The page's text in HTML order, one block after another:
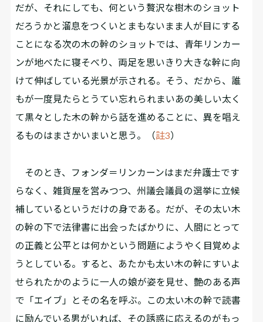
だが、それにしても、何という贅沢な樹木のショット
だろうかと溜息をつくいとまもないまま人が目にする
ことになる次の木の幹のショットでは、青年リンカー
ンが地べたに寝そべり、両足を思いきり大きな幹に向
けて伸ばしている光景が示される。そう、だから、誰
もが一度見たらとうてい忘れられまいあの美しい太く
て黒々とした木の幹から話を進めることに、異を唱え
るものはまさかいまいと思う。（註3）
そのとき、フォンダ＝リンカーンはまだ弁護士です
らなく、雑貨屋を営みつつ、州議会議員の選挙に立候
補しているというだけの身である。だが、その太い木
の幹の下で法律書に出会ったばかりに、人間にとって
の正義と公平とは何かという問題にようやく目覚めよ
うとしている。すると、あたかも太い木の幹にすいよ
せられたかのように一人の娘が姿を見せ、艶のある声
で「エイブ」とその名を呼ぶ。この太い木の幹で読書
に励んでいる男がいれば、その誘惑に応えるのがもっ